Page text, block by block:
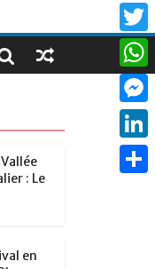
: Le
en
F
a
c
e
b
o
T
w
i
t
W
h
a
t
M
e
s
L